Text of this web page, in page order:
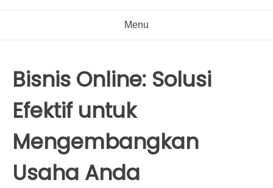
Menu
Bisnis Online: Solusi
Efektif untuk
Mengembangkan
Usaha Anda